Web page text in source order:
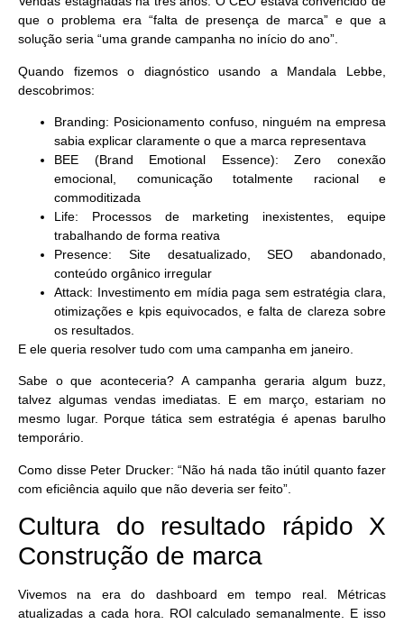
que o problema era “falta de presença de marca” e que a
solução seria “uma grande campanha no início do ano”.
Quando fizemos o diagnóstico usando a Mandala Lebbe,
descobrimos:
Branding: Posicionamento confuso, ninguém na empresa
sabia explicar claramente o que a marca representava
BEE (Brand Emotional Essence): Zero conexão
emocional, comunicação totalmente racional e
commoditizada
Life: Processos de marketing inexistentes, equipe
trabalhando de forma reativa
Presence: Site desatualizado, SEO abandonado,
conteúdo orgânico irregular
Attack: Investimento em mídia paga sem estratégia clara,
otimizações e kpis equivocados, e falta de clareza sobre
os resultados.
E ele queria resolver tudo com uma campanha em janeiro.
Sabe o que aconteceria? A campanha geraria algum buzz,
talvez algumas vendas imediatas. E em março, estariam no
mesmo lugar. Porque tática sem estratégia é apenas barulho
temporário.
Como disse Peter Drucker: “Não há nada tão inútil quanto fazer
com eficiência aquilo que não deveria ser feito”.
Cultura do resultado rápido X
Construção de marca
Vivemos na era do dashboard em tempo real. Métricas
atualizadas a cada hora. ROI calculado semanalmente. E isso